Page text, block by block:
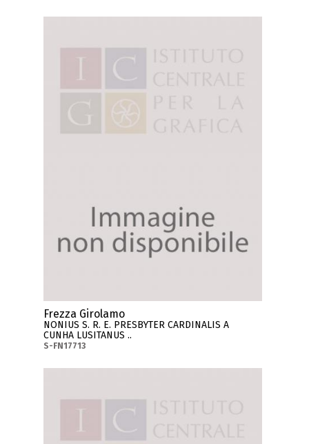
Frezza Girolamo
NONIUS S. R. E. PRESBYTER CARDINALIS A
CUNHA LUSITANUS ..
S-FN17713